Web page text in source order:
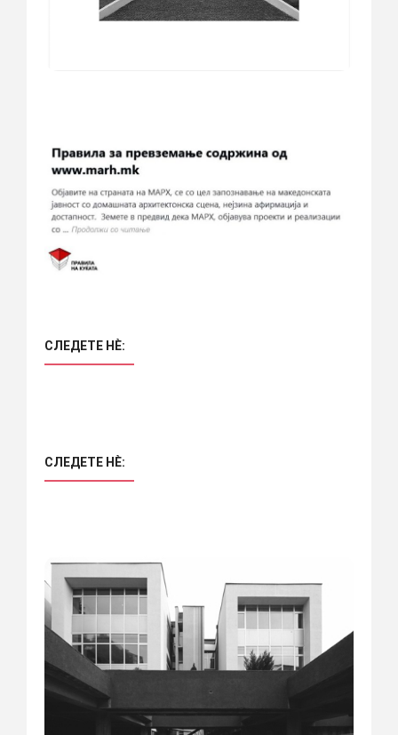
СЛЕДЕТЕ НÈ:
СЛЕДЕТЕ НÈ: